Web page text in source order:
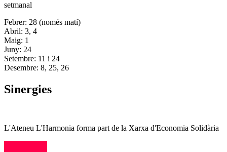
setmanal
Febrer: 28 (només matí)
Abril: 3, 4
Maig: 1
Juny: 24
Setembre: 11 i 24
Desembre: 8, 25, 26
Sinergies
L'Ateneu L'Harmonia forma part de la Xarxa d'Economia Solidària